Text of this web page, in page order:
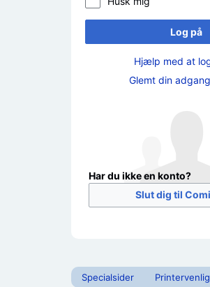
Log på
Hjælp med at
Glemt din
Har du ikke en konto?
Slut dig til
Specialsider